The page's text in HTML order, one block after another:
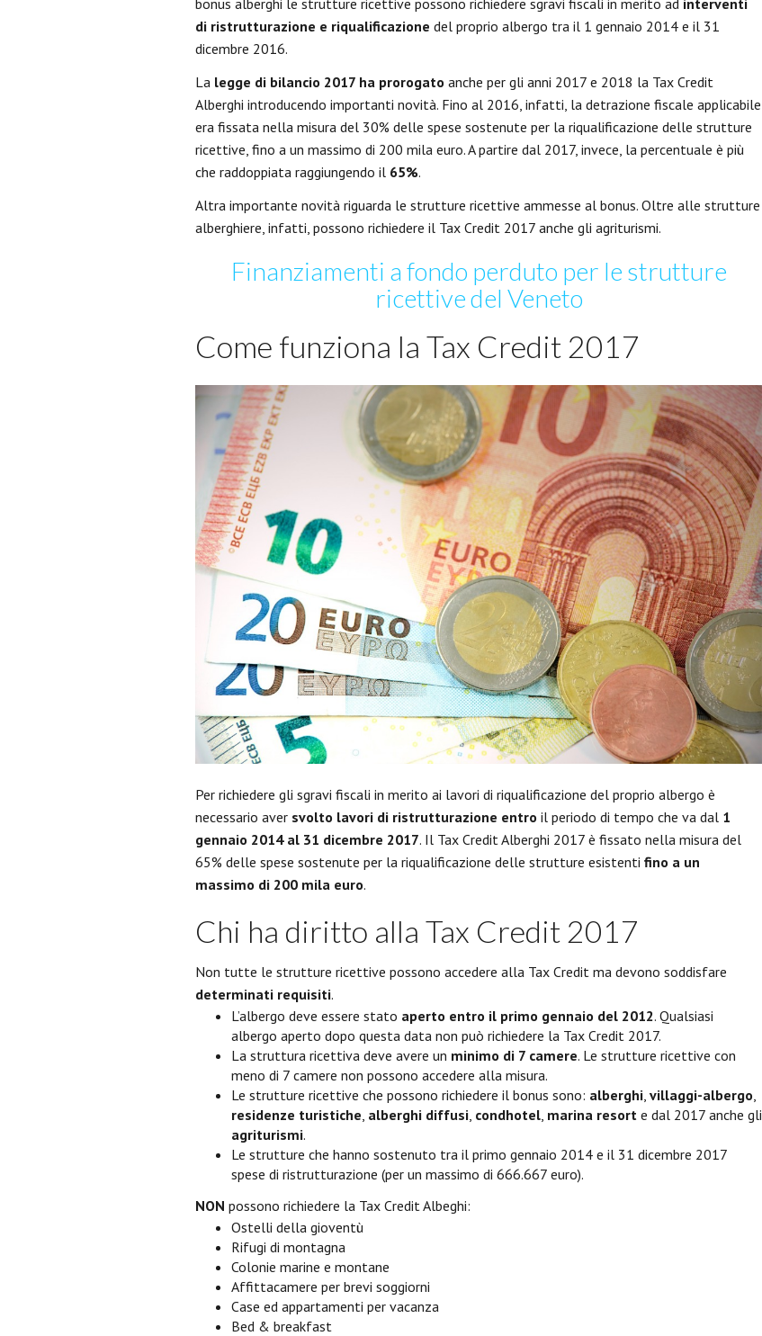
bonus alberghi le strutture ricettive possono richiedere sgravi fiscali in merito ad interventi
di ristrutturazione e riqualificazione del proprio albergo tra il 1 gennaio 2014 e il 31
dicembre 2016.
La legge di bilancio 2017 ha prorogato anche per gli anni 2017 e 2018 la Tax Credit
Alberghi introducendo importanti novità. Fino al 2016, infatti, la detrazione fiscale applicabile
era fissata nella misura del 30% delle spese sostenute per la riqualificazione delle strutture
ricettive, fino a un massimo di 200 mila euro. A partire dal 2017, invece, la percentuale è più
che raddoppiata raggiungendo il 65%.
Altra importante novità riguarda le strutture ricettive ammesse al bonus. Oltre alle strutture
alberghiere, infatti, possono richiedere il Tax Credit 2017 anche gli agriturismi.
Finanziamenti a fondo perduto per le strutture
ricettive del Veneto
Come funziona la Tax Credit 2017
Per richiedere gli sgravi fiscali in merito ai lavori di riqualificazione del proprio albergo è
necessario aver svolto lavori di ristrutturazione entro il periodo di tempo che va dal 1
gennaio 2014 al 31 dicembre 2017. Il Tax Credit Alberghi 2017 è fissato nella misura del
65% delle spese sostenute per la riqualificazione delle strutture esistenti fino a un
massimo di 200 mila euro.
Chi ha diritto alla Tax Credit 2017
Non tutte le strutture ricettive possono accedere alla Tax Credit ma devono soddisfare
determinati requisiti.
L’albergo deve essere stato aperto entro il primo gennaio del 2012. Qualsiasi
albergo aperto dopo questa data non può richiedere la Tax Credit 2017.
La struttura ricettiva deve avere un minimo di 7 camere. Le strutture ricettive con
meno di 7 camere non possono accedere alla misura.
Le strutture ricettive che possono richiedere il bonus sono: alberghi villaggi-albergo
residenze turistiche alberghi diffusi condhotel marina resort e dal 2017 anche gli
agriturismi.
Le strutture che hanno sostenuto tra il primo gennaio 2014 e il 31 dicembre 2017
spese di ristrutturazione (per un massimo di 666.667 euro).
NON possono richiedere la Tax Credit Albeghi:
Ostelli della gioventù
Rifugi di montagna
Colonie marine e montane
Affittacamere per brevi soggiorni
Case ed appartamenti per vacanza
Bed & breakfast